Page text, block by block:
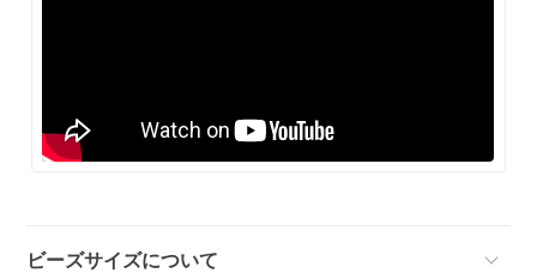
ビーズサイズについて